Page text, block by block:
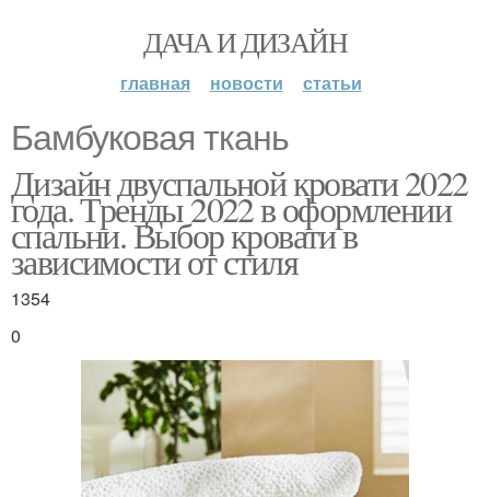
ДАЧА И ДИЗАЙН
главная новости статьи
Бамбуковая ткань
Дизайн двуспальной кровати 2022
года. Тренды 2022 в оформлении
спальни. Выбор кровати в
зависимости от стиля
1354
0